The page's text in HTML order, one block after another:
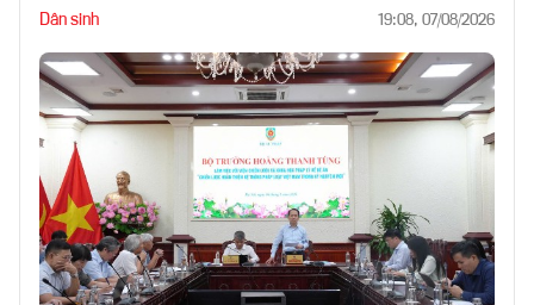
Dân sinh 19:08, 07/08/2026